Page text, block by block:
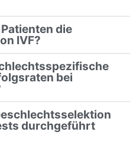
die
IVF?
bei
durchgeführt